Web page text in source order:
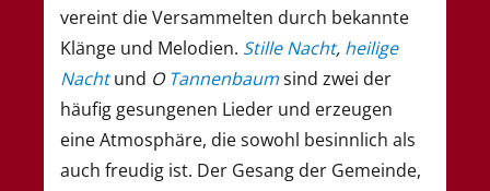
vereint die Versammelten durch bekannte
Klänge und Melodien. Stille Nacht, heilige
Nachtund OTannenbaumsind zwei der
häufig gesungenen Lieder und erzeugen
eine Atmosphäre, die sowohl besinnlich als
auch freudig ist. Der Gesang der Gemeinde,